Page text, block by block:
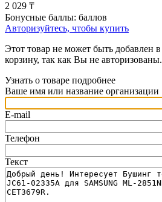
2 029 ₸
Бонусные баллы: баллов
Авторизуйтесь, чтобы купить
Этот товар не может быть добавлен в
корзину, так как Вы не авторизованы.
Узнать о товаре подробнее
Ваше имя или название организации
E-mail
Телефон
Текст